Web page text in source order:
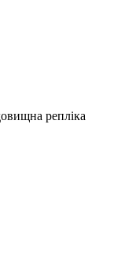
репліка